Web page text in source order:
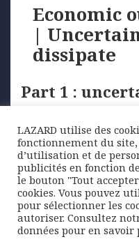
Economic
|
dissipate
Part 1 :
The uncertainty
war and Brexit will be
Posted
on
4 February 2020
outlook
Tags
Brexit,
uncertainties US-China
LAZARD utilise des
fonctionnement du
d’utilisation et de
publicités en fonction
le bouton "Tout
cookies. Vous pouvez
pour sélectionner les
autoriser. Consultez
données pour en savoir